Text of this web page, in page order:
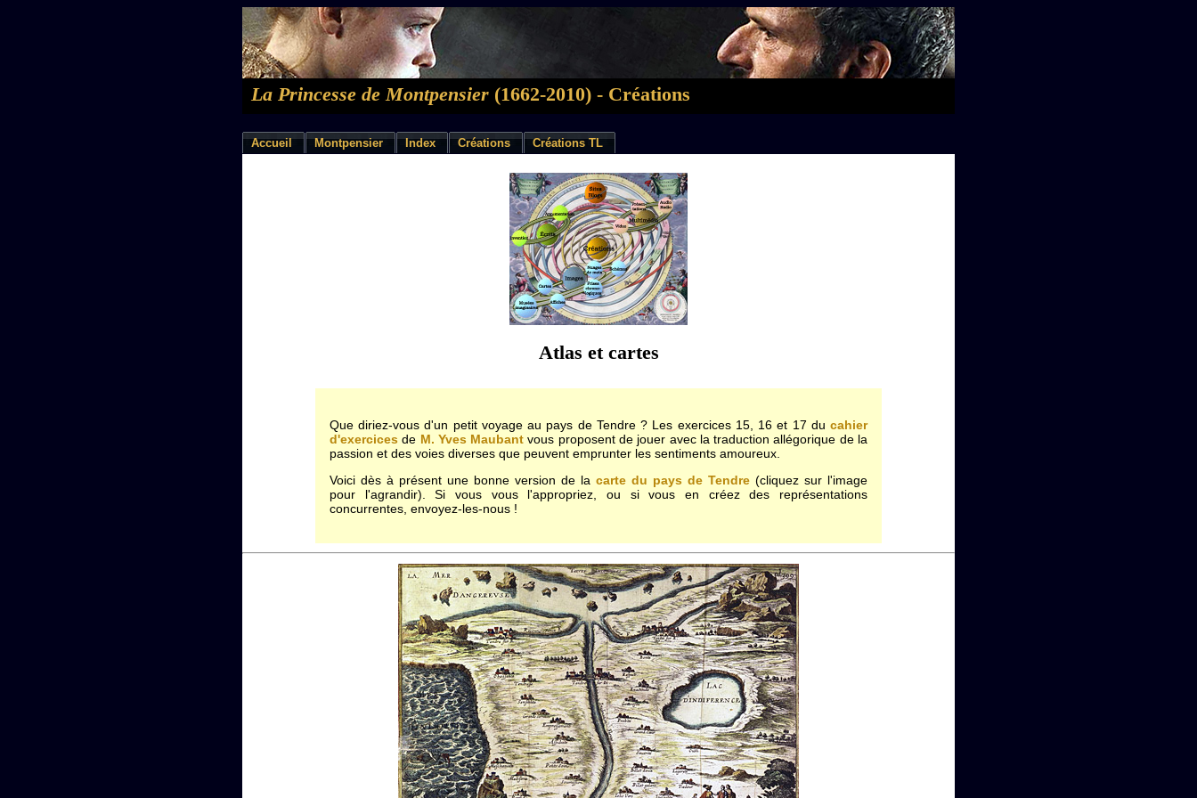
La Princesse de Montpensier (1662-2010) - Créations
Accueil Montpensier Index Créations Créations TL
Atlas et cartes
Que diriez-vous d'un petit voyage au pays de Tendre ? Les exercices 15, 16 et 17 du cahier
d'exercices de M. Yves Maubant vous proposent de jouer avec la traduction allégorique de la
passion et des voies diverses que peuvent emprunter les sentiments amoureux.
Voici dès à présent une bonne version de la carte du pays de Tendre (cliquez sur l'image
pour l'agrandir). Si vous vous l'appropriez, ou si vous en créez des représentations
concurrentes, envoyez-les-nous !